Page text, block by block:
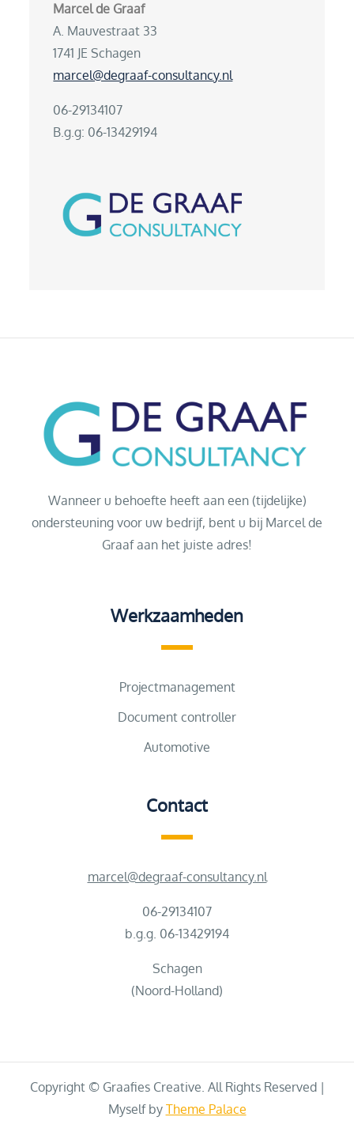
Marcel de Graaf
A. Mauvestraat 33
1741 JE Schagen
marcel@degraaf-consultancy.nl
06-29134107
B.g.g: 06-13429194
Wanneer u behoefte heeft aan een (tijdelijke)
ondersteuning voor uw bedrijf, bent u bij Marcel de
Graaf aan het juiste adres!
Werkzaamheden
Projectmanagement
Document controller
Automotive
Contact
marcel@degraaf-consultancy.nl
06-29134107
b.g.g. 06-13429194
Schagen
(Noord-Holland)
Copyright © Graafies Creative. All Rights Reserved |
Myself by Theme Palace